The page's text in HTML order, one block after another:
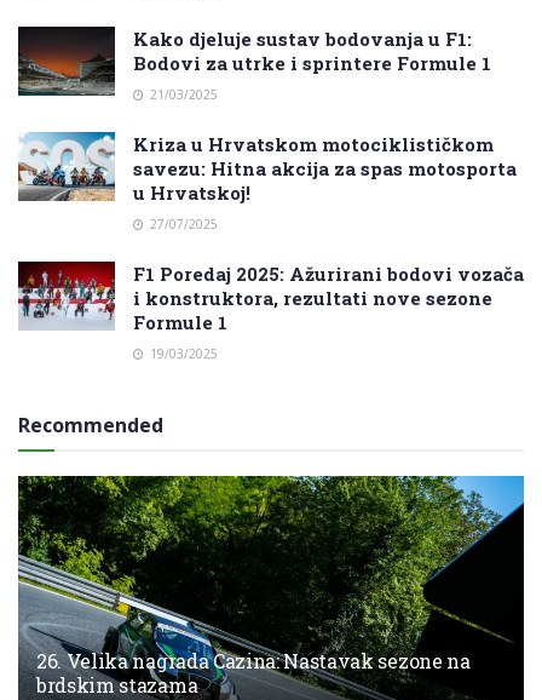
Kako djeluje sustav bodovanja u F1:
Bodovi za utrke i sprintere Formule 1
21/03/2025
Kriza u Hrvatskom motociklističkom
savezu: Hitna akcija za spas motosporta
u Hrvatskoj!
27/07/2025
F1 Poredaj 2025: Ažurirani bodovi vozača
i konstruktora, rezultati nove sezone
Formule 1
19/03/2025
Recommended
26. Velika nagrada Cazina: Nastavak sezone na
brdskim stazama